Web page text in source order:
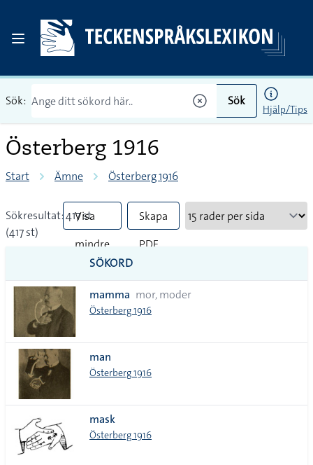
Sök: Sök
Hjälp/Tips
Österberg 1916
Start Ämne Österberg 1916
Sökresultat: 417 st
(417 st)
Visa
mindre
tecken
Skapa
PDF
SÖKORD
mamma mor, moder
Österberg 1916
man
Österberg 1916
mask
Österberg 1916